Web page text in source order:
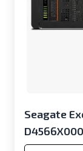
Seagate